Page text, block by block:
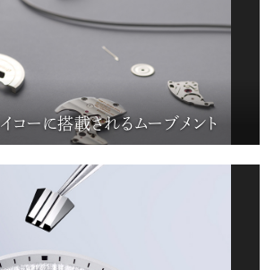
コーに搭載されるムーブメント